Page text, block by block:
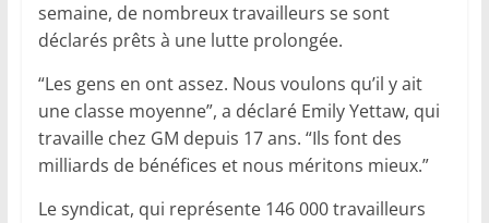
semaine, de nombreux travailleurs se sont
déclarés prêts à une lutte prolongée.
“Les gens en ont assez. Nous voulons qu’il y ait
une classe moyenne”, a déclaré Emily Yettaw, qui
travaille chez GM depuis 17 ans. “Ils font des
milliards de bénéfices et nous méritons mieux.”
Le syndicat, qui représente 146 000 travailleurs